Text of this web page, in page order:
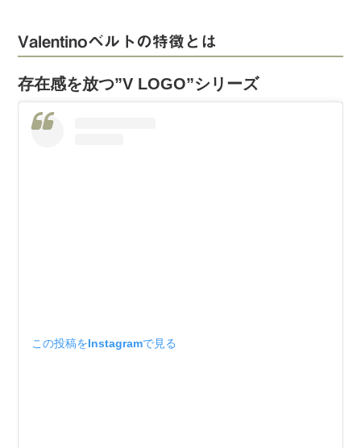
Valentinoベルトの特徴とは
存在感を放つ”V LOGO”シリーズ
この投稿をInstagramで見る